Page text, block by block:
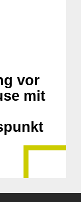
vor
mit